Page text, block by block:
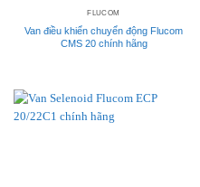
FLUCOM
Van điều khiển chuyển động Flucom
CMS 20 chính hãng